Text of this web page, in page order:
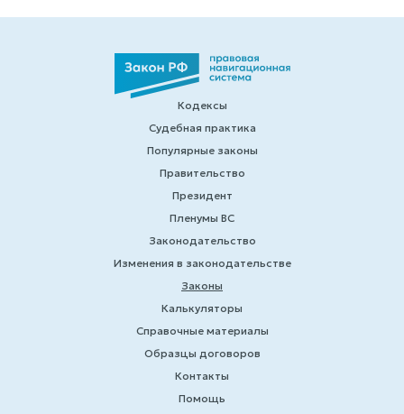
Кодексы
Судебная практика
Популярные законы
Правительство
Президент
Пленумы ВС
Законодательство
Изменения в законодательстве
Законы
Калькуляторы
Справочные материалы
Образцы договоров
Контакты
Помощь